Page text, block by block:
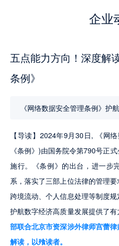
企业
五点能力方向！深度解
条例》
《网络数据安全管理条例》护
【导读】2024年9月30日, 《网
《条例》)由国务院令第790号正
施行。《条例》的出台，进一步
系，落实了三部上位法律的管理
跨境流动、个人信息处理等制度规
护航数字经济高质量发展提供了有
部联合北京市资深涉外律师宫蕾
解读，以飱读者。